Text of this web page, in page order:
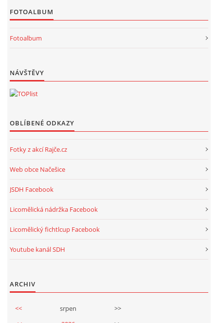
FOTOALBUM
Fotoalbum
NÁVŠTĚVY
OBLÍBENÉ ODKAZY
Fotky z akcí Rajče.cz
Web obce Načešice
JSDH Facebook
Licomělická nádržka Facebook
Licomělický fichtlcup Facebook
Youtube kanál SDH
ARCHIV
<< srpen
>>